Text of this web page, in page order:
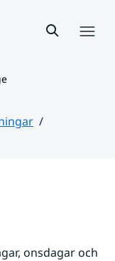
onsdagar och